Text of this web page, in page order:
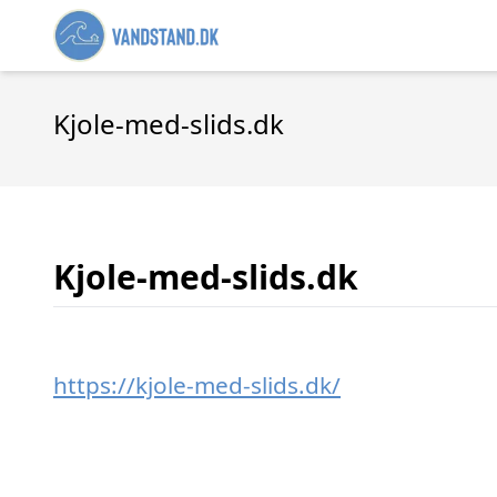
Kjole-med-slids.dk
Kjole-med-slids.dk
https://kjole-med-slids.dk/